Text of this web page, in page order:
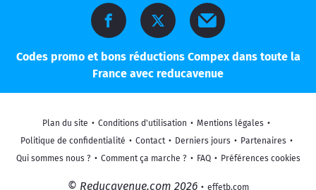
Codes promo et bons réductions Compex dans toute la
France avec reducavenue
Plan du site • Conditions d'utilisation • Mentions légales •
Politique de confidentialité • Contact • Derniers jours • Partenaires •
Qui sommes nous ? • Comment ça marche ? • FAQ • Préférences cookies
© Reducavenue.com 2026 • effetb.com